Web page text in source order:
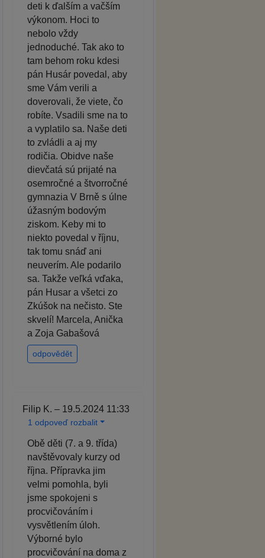
deti k ďalším a vačším
výkonom. Hoci to
nebolo vždy
jednoduché. Tak ako to
tam behom roku kdesi
pán Husár povedal, aby
sme Vám verili a
doverovali, že viete, čo
robíte. Vsadili sme na to
a vyplatilo sa. Naše deti
to zvládli a aj my
rodičia. Obidve naše
dievčatá sú prijaté na
osemročné a štvorročné
gymnazia V Brně s úlne
úžasným bodovým
ziskom. Keby mi to
niekto povedal v říjnu,
tak tomu snáď ani
neuverím. Ale podarilo
sa. Takže veľká vďaka,
pán Husar a všetci zo
Zkúšok na nečisto. Ste
skvelí! Marcela, Anička
a Zoja Gabašová
odpovědět
Filip K. – 19.5.2024 11:33
1 odpoveď rozbalit
Obě děti (7. a 9. třída)
navštěvovaly kurzy od
října. Přípravka jim
velmi pomohla, byli
jsme spokojeni s
procvičováním i
vysvětlením úloh.
Výborné bylo
procvičování na doma z